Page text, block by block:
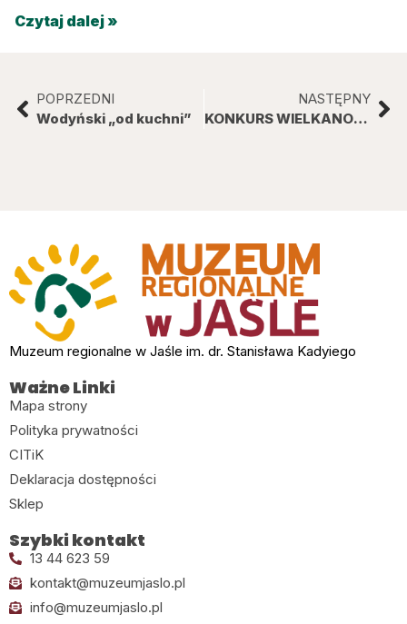
Czytaj dalej »
POPRZEDNI
Wodyński „od kuchni”
NASTĘPNY
KONKURS WIELKANOCNY
Muzeum regionalne w Jaśle im. dr. Stanisława Kadyiego
Ważne Linki
Mapa strony
Polityka prywatności
CITiK
Deklaracja dostępności
Sklep
Szybki kontakt
13 44 623 59
kontakt@muzeumjaslo.pl
info@muzeumjaslo.pl